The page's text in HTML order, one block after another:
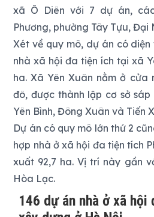
xã Ô Diên với 7 dự án,
Phương, phường Tây Tựu, Đại
Xét về quy mô, dự án có
nhà xã hội đa tiện ích tại xã
ha. Xã Yên Xuân nằm ở
đô, được thành lập cơ sở
Yên Bình, Đông Xuân và Tiến
Dự án có quy mô lớn thứ 2
hợp nhà ở xã hội đa tiện tích
xuất 92,7 ha. Vị trí này gần
Hòa Lạc.